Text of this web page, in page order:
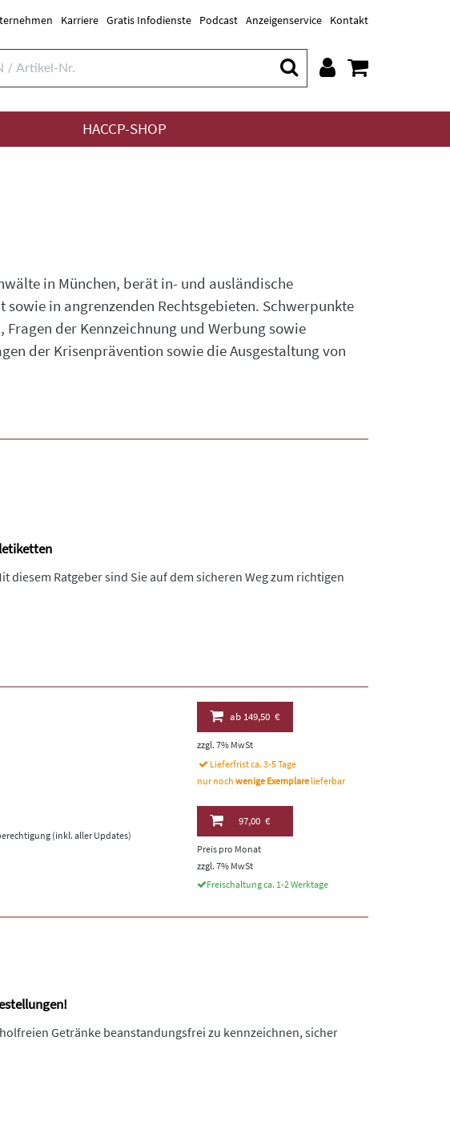
Karriere Gratis Infodienste Podcast Anzeigenservice Kontakt
HACCP-SHOP
in München, berät in- und ausländische
in angrenzenden Rechtsgebieten. Schwerpunkte
der Kennzeichnung und Werbung sowie
der Krisenprävention sowie die Ausgestaltung von
Ratgeber sind Sie auf dem sicheren Weg zum richtigen
ab149,50 €
zzgl. 7% MwSt
Lieferfrist ca. 3-5 Tage
nur nochwenige Exemplare lieferbar
(inkl. aller Updates)
97,00 €
Preis pro Monat
zzgl. 7% MwSt
Freischaltung ca. 1-2 Werktage
Getränke beanstandungsfrei zu kennzeichnen, sicher